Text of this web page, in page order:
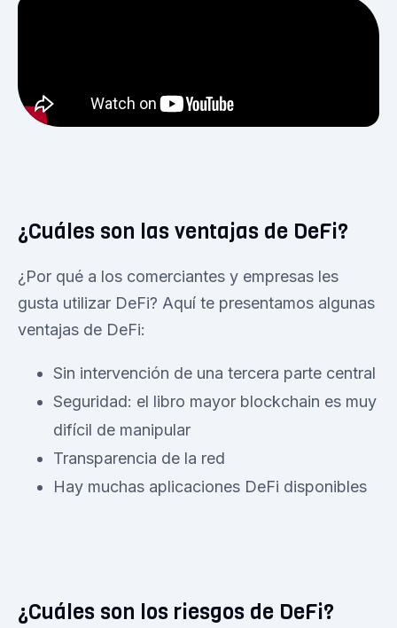
¿Cuáles son las ventajas de DeFi?
¿Por qué a los comerciantes y empresas les
gusta utilizar DeFi? Aquí te presentamos algunas
ventajas de DeFi:
Sin intervención de una tercera parte central
Seguridad: el libro mayor blockchain es muy
difícil de manipular
Transparencia de la red
Hay muchas aplicaciones DeFi disponibles
¿Cuáles son los riesgos de DeFi?